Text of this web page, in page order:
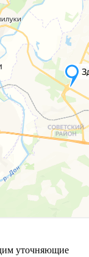
уточняющие